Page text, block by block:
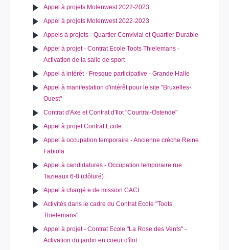
Appel à projets Molenwest 2022-2023
Appel à projets Molenwest 2022-2023
Appels à projets - Quartier Convivial et Quartier Durable
Appel à projet - Contrat Ecole Toots Thielemans -
Activation de la salle de sport
Appel à intérêt - Fresque participative - Grande Halle
Appel à manifestation d'intérêt pour le site "Bruxelles-
Ouest"
Contrat d'Axe et Contrat d'Ilot "Courtrai-Ostende"
Appel à projet Contrat Ecole
Appel à occupation temporaire - Ancienne crèche Reine
Fabiola
Appel à candidatures - Occupation temporaire rue
Tazieaux 6-8 (clôturé)
Appel à chargé.e de mission CACI
Activités dans le cadre du Contrat Ecole "Toots
Thielemans"
Appel à projet - Contrat Ecole "La Rose des Vents" -
Activation du jardin en coeur d'îlot